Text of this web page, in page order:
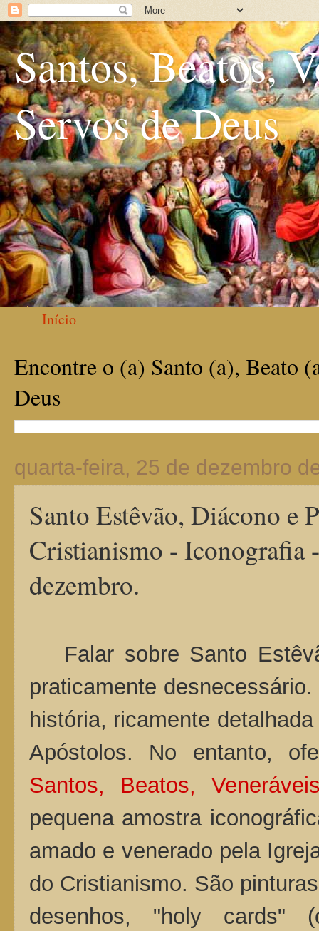
Santos, Beatos,
Servos de Deus
Início
Encontre o (a) Santo (a), Beato
Deus
quarta-feira, 25 de dezembro
Santo Estêvão, Diácono e
Cristianismo - Iconografia
dezembro.
Falar sobre Santo
praticamente
história, ricamente
Apóstolos. No entanto,
Santos, Beatos,
pequena amostra
amado e venerado pela
do Cristianismo. São
desenhos, "holy cards"